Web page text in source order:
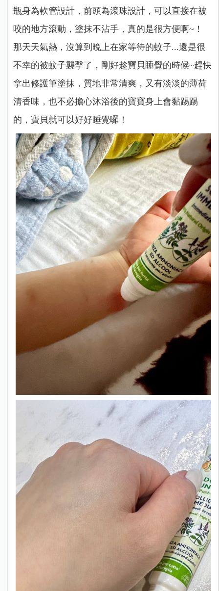
瓶身為軟管設計，前頭為滾珠設計，可以直接在被
咬的地方滾動，塗抹不沾手，真的是很方便啊~！
那天天氣熱，沒算到晚上在家等待的蚊子...還是很
不幸的被蚊子襲擊了，剛好趁寶貝睡覺的時候~趕快
拿出修護筆塗抹，質地非常清爽，又有淡淡的薄荷
清香味，也不必擔心沐浴後的寶寶身上會黏踢踢
的，寶貝就可以好好睡覺囉！